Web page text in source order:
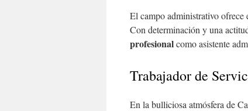
El campo administrativo ofrece
Con determinación y una
profesionalcomo asistente
Trabajador de
En la bulliciosa atmósfera de